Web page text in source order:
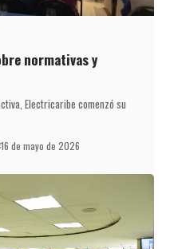
normativas y
Electricaribe comenzó su
16 de mayo de 2026